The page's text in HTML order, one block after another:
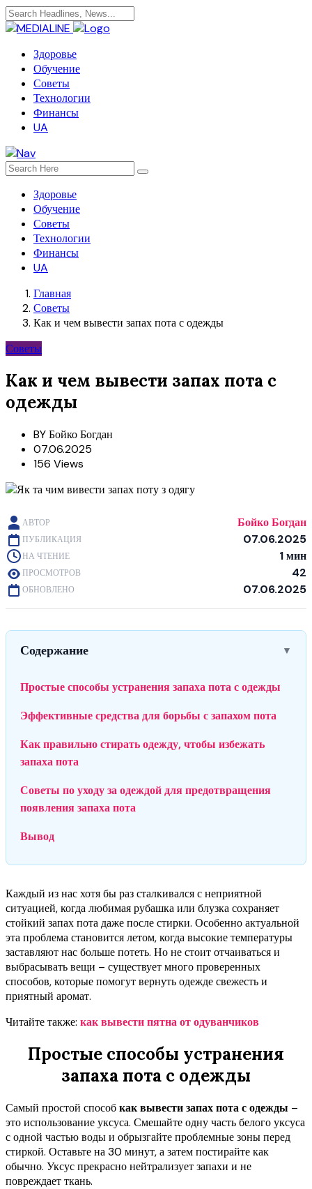
Здоровье
Обучение
Советы
Технологии
Финансы
UA
Здоровье
Обучение
Советы
Технологии
Финансы
UA
Главная
Советы
Как и чем вывести запах пота с одежды
Советы
Как и чем вывести запах пота с
одежды
BYБойко Богдан
07.06.2025
156 Views
АВТОР Бойко Богдан
ПУБЛИКАЦИЯ 07.06.2025
НА ЧТЕНИЕ 1 мин
ПРОСМОТРОВ 42
ОБНОВЛЕНО 07.06.2025
Содержание ▼
Простые способы устранения запаха пота с одежды
Эффективные средства для борьбы с запахом пота
Как правильно стирать одежду, чтобы избежать
запаха пота
Советы по уходу за одеждой для предотвращения
появления запаха пота
Вывод
Каждый из нас хотя бы раз сталкивался с неприятной
ситуацией, когда любимая рубашка или блузка сохраняет
стойкий запах пота даже после стирки. Особенно актуальной
эта проблема становится летом, когда высокие температуры
заставляют нас больше потеть. Но не стоит отчаиваться и
выбрасывать вещи – существует много проверенных
способов, которые помогут вернуть одежде свежесть и
приятный аромат.
Читайте также: как вывести пятна от одуванчиков
Простые способы устранения
запаха пота с одежды
Самый простой способкак вывести запах пота с одежды –
это использование уксуса. Смешайте одну часть белого уксуса
с одной частью воды и обрызгайте проблемные зоны перед
стиркой. Оставьте на 30 минут, а затем постирайте как
обычно. Уксус прекрасно нейтрализует запахи и не
повреждает ткань.